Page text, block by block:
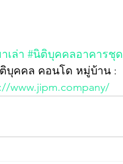
เล่า #นิติบุคคลอาคารชุด
บุคคล คอนโด หมู่บ้าน :
www.jipm.company/